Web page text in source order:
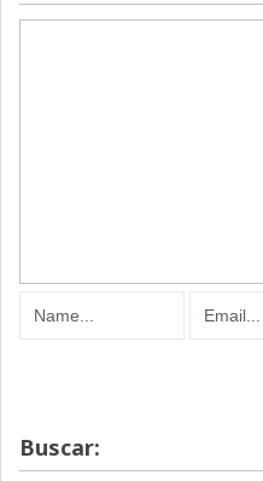
Buscar: